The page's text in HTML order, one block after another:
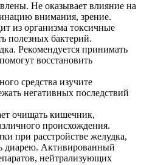
Не оказывает влияние на
внимания, зрение.
из организма токсичные
полезных бактерий.
Рекомендуется принимать
восстановить
средства изучите
негативных последствий
очищать кишечник,
происхождения.
при расстройстве желудка,
диарею. Активированный
нейтрализующих